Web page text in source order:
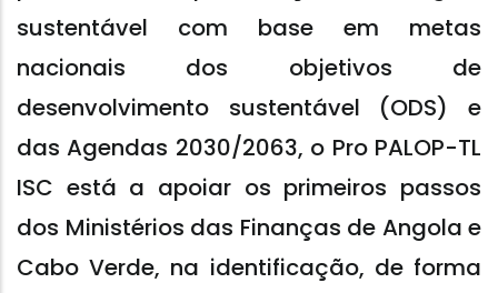
sustentável com base em metas
nacionais dos objetivos de
desenvolvimento sustentável (ODS) e
das Agendas 2030/2063, o Pro PALOP-TL
ISC está a apoiar os primeiros passos
dos Ministérios das Finanças de Angola e
Cabo Verde, na identificação, de forma